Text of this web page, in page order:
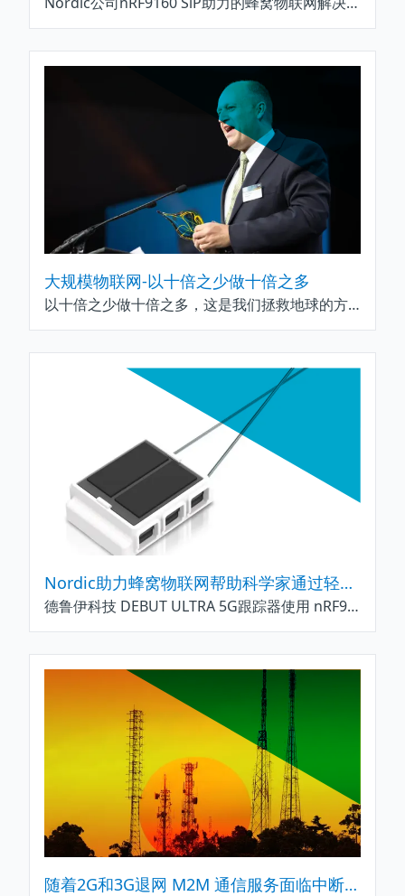
大规模物联网-以十倍之少做十倍之多
以十倍之少做十倍之多，这是我们拯救地球的方式，也是许多公共和商业部门生存的方式。而这一切都与大规模物联网有关。
Nordic助力蜂窝物联网帮助科学家通过轻型传感器设备跟踪野生动物
德鲁伊科技 DEBUT ULTRA 5G跟踪器使用 nRF9160 SiP，通过 LTE-M/NB-IoT 网络将位置、环境和行为数据发送到云端
随着2G和3G退网 M2M 通信服务面临中断风险